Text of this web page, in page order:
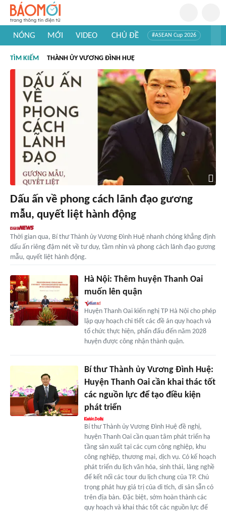
NÓNG MỚI VIDEO CHỦ ĐỀ #ASEAN Cup 2026
#Khám phá thế giới
TÌM KIẾM THÀNH ỦY VƯƠNG ĐÌNH HUỆ
Dấu ấn về phong cách lãnh đạo gương
mẫu, quyết liệt hành động
Thời gian qua, Bí thư Thành ủy Vương Đình Huệ nhanh chóng khẳng định
dấu ấn riêng đậm nét về tư duy, tầm nhìn và phong cách lãnh đạo gương
mẫu, quyết liệt hành động.
Hà Nội: Thêm huyện Thanh Oai
muốn lên quận
Huyện Thanh Oai kiến nghị TP Hà Nội cho phép
lập quy hoạch chi tiết các đề án quy hoạch và
tổ chức thực hiện, phấn đấu đến năm 2028
huyện được công nhận thành quận.
Bí thư Thành ủy Vương Đình Huệ:
Huyện Thanh Oai cần khai thác tốt
các nguồn lực để tạo điều kiện
phát triển
Bí thư Thành ủy Vương Đình Huệ đề nghị,
huyện Thanh Oai cần quan tâm phát triển hạ
tầng sản xuất tại các cụm công nghiệp, khu
công nghiệp, thương mại, dịch vụ. Có kế hoạch
phát triển du lịch văn hóa, sinh thái, làng nghề
để kết nối các tour du lịch chung của TP. Chú
trọng phát huy giá trị của di tích, di sản sẵn có
trên địa bàn. Đặc biệt, sớm hoàn thành các
quy hoạch và khai thác tốt các nguồn lực để